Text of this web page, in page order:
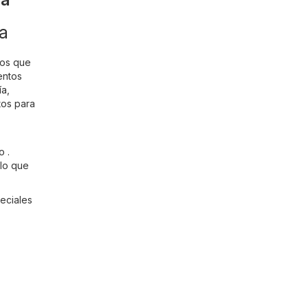
que
para
.
que